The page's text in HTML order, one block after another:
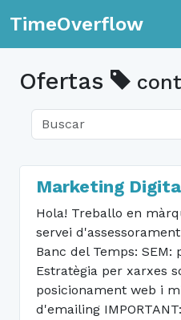
TimeOverflow
Ofertas
Marketing
Hola! Treballo en
servei
Banc del Temps: SEM:
Estratègia per xarxes
posicionament web i
d'emailing